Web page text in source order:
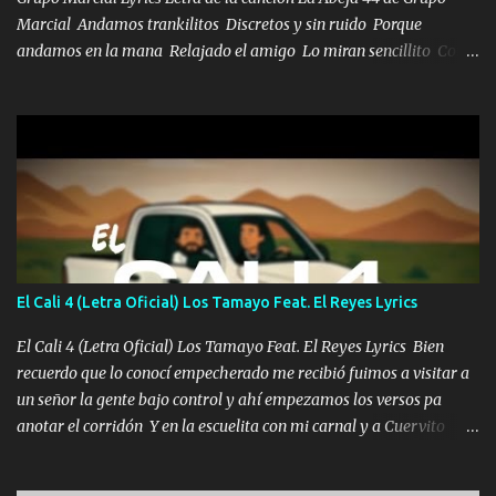
Marcial Andamos trankilitos Discretos y sin ruido Porque
andamos en la mana Relajado el amigo Lo miran sencillito Con
coronamos Se jala los marciales Y sus guitarras ya van sonando
Un gallardo me prendo Para agarrar el vuelo y la mente y
tranquilizando Tomense un buen trago Y así es como empezamos
los versos que voy cantando (Music) A vido alta y bajas La carreta
se atora Pero nunca le aflojamos Ya me han pasado cosas Y
aunque ustedes no sepan Pero la vida es muy corta Hay que
echarle chingazos Y seguir trabajando porque nada es...
El Cali 4 (Letra Oficial) Los Tamayo Feat. El Reyes Lyrics
El Cali 4 (Letra Oficial) Los Tamayo Feat. El Reyes Lyrics Bien
recuerdo que lo conocí empecherado me recibió fuimos a visitar a
un señor la gente bajo control y ahí empezamos los versos pa
anotar el corridón Y en la escuelita con mi carnal y a Cuervito